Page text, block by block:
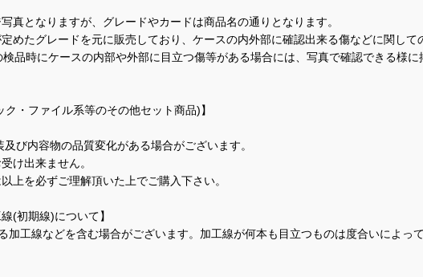
真となりますが、グレードやカードは商品名の通りとなります。
めたグレードを元に販売しており、ケースの内外部に確認出来る傷などに関し
品時にケースの内部や外部に目立つ傷等がある場合には、写真で確認できる様
・ファイル系等のその他セット商品)】
び内容物の品質変化がある場合がございます。
け出来ません。
上を必ずご理解頂いた上でご購入下さい。
(初期線)について】
加工線などを含む場合がございます。加工線が何本も目立つものは度合いによっ